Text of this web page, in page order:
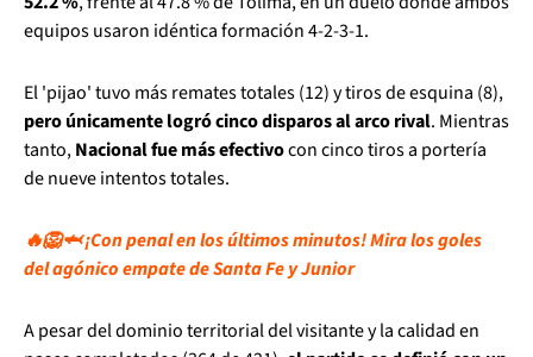
equipos usaron idéntica formación 4-2-3-1.
El 'pijao' tuvo más remates totales (12) y tiros de esquina (8),
pero únicamente logró cinco disparos al arco rival. Mientras
tanto,Nacional fue más efectivocon cinco tiros a portería
de nueve intentos totales.
🔥🦁🦈 ¡Con penal en los últimos minutos! Mira los goles
del agónico empate de Santa Fe y Junior
A pesar del dominio territorial del visitante y la calidad en